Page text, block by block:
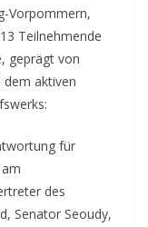
Vorpommern,
Teilnehmende
geprägt von
aktiven
für
des
Senator Seoudy,